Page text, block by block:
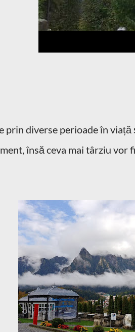
prin diverse perioade în viață
însă ceva mai târziu vor